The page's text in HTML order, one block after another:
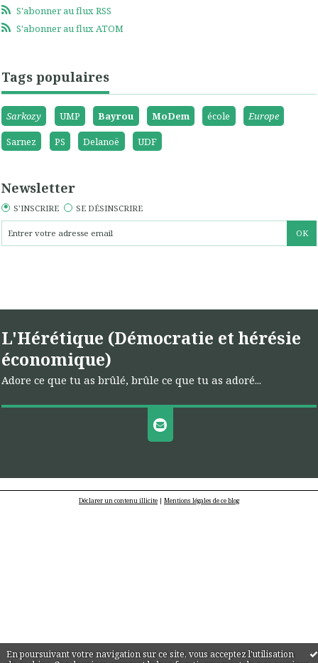
En poursuivant votre navigation sur ce site, vous acceptez l'utilisation
S'abonner au flux RSS
S'abonner au flux ATOM
Tags populaires
Sarkozy UMP Bayrou MoDem école
Europe
Sarnez
PS Delanoë UDF
Newsletter
S'INSCRIRE SE DÉSINSCRIRE
L'Hérétique (Démocratie et hérésie
économique)
Adore ce que tu as brûlé, brûle ce que tu as adoré...
Déclarer un contenu illicite | Mentions légales de ce blog